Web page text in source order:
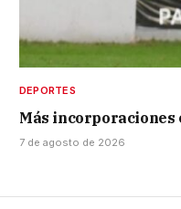
DEPORTES
Más incorporaciones
7 de agosto de 2026